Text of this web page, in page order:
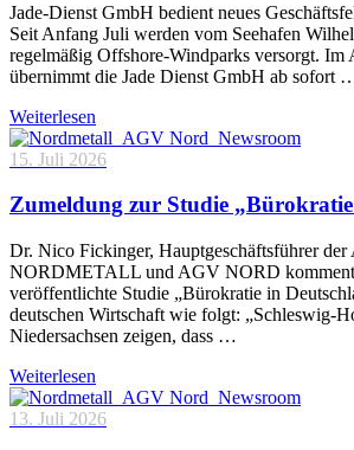
Jade-Dienst GmbH bedient neues
Seit Anfang Juli werden vom Seehafen
regelmäßig Offshore-Windparks versorgt. Im
übernimmt die Jade Dienst GmbH ab sofort
Weiterlesen
15. Juli 2026
Zumeldung zur Studie
Dr. Nico Fickinger, Hauptgeschäftsführer der
NORDMETALL und AGV NORD
veröffentlichte Studie „Bürokratie in
deutschen Wirtschaft wie folgt: „Schleswig-
Niedersachsen zeigen, dass …
Weiterlesen
13. Juli 2026